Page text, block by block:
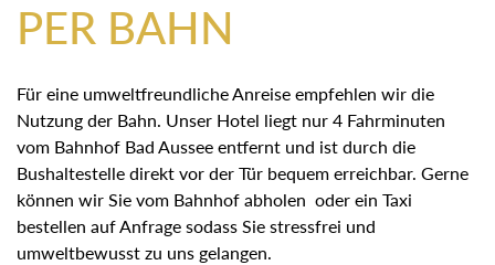
PER BAHN
Für eine umweltfreundliche Anreise empfehlen wir die
Nutzung der Bahn. Unser Hotel liegt nur 4 Fahrminuten
vom Bahnhof Bad Aussee entfernt und ist durch die
Bushaltestelle direkt vor der Tür bequem erreichbar. Gerne
können wir Sie vom Bahnhof abholen oder ein Taxi
bestellen auf Anfrage sodass Sie stressfrei und
umweltbewusst zu uns gelangen.